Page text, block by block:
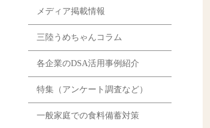
メディア掲載情報
三陸うめちゃんコラム
各企業のDSA活用事例紹介
特集（アンケート調査など）
一般家庭での食料備蓄対策